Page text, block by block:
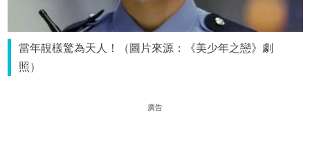
當年靚樣驚為天人！（圖片來源：《美少年之戀》劇
照）
廣告